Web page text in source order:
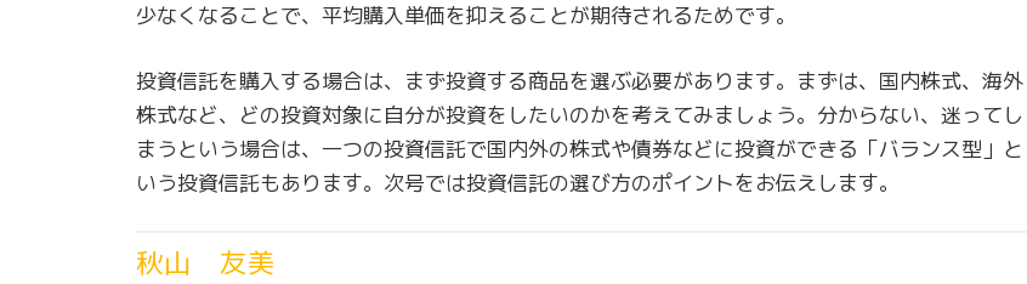
少なくなることで、平均購入単価を抑えることが期待されるためです。
投資信託を購入する場合は、まず投資する商品を選ぶ必要があります。まずは、国内株式、海外
株式など、どの投資対象に自分が投資をしたいのかを考えてみましょう。分からない、迷ってし
まうという場合は、一つの投資信託で国内外の株式や債券などに投資ができる「バランス型」と
いう投資信託もあります。次号では投資信託の選び方のポイントをお伝えします。
秋山 友美